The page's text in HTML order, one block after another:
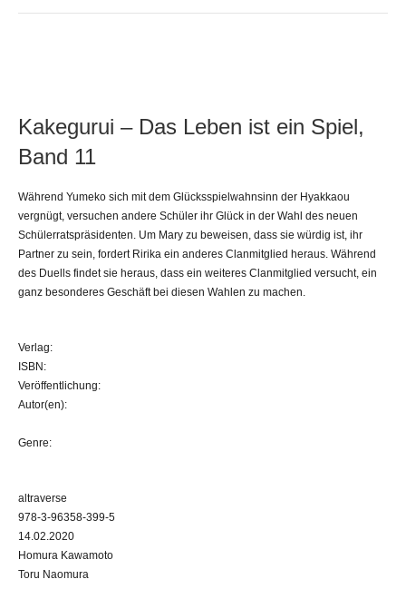
Kakegurui – Das Leben ist ein Spiel,
Band 11
Während Yumeko sich mit dem Glücksspielwahnsinn der Hyakkaou
vergnügt, versuchen andere Schüler ihr Glück in der Wahl des neuen
Schülerratspräsidenten. Um Mary zu beweisen, dass sie würdig ist, ihr
Partner zu sein, fordert Ririka ein anderes Clanmitglied heraus. Während
des Duells findet sie heraus, dass ein weiteres Clanmitglied versucht, ein
ganz besonderes Geschäft bei diesen Wahlen zu machen.
Verlag:
ISBN:
Veröffentlichung:
Autor(en):
Genre:
altraverse
978-3-96358-399-5
14.02.2020
Homura Kawamoto
Toru Naomura